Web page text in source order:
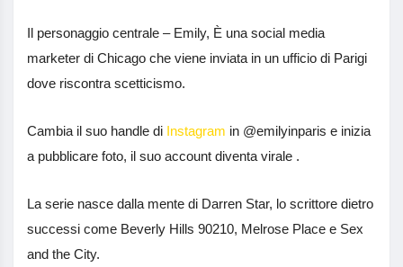
Il personaggio centrale – Emily, È una social media
marketer di Chicago che viene inviata in un ufficio di Parigi
dove riscontra scetticismo.
Cambia il suo handle di Instagram in @emilyinparis e inizia
a pubblicare foto, il suo account diventa virale .
La serie nasce dalla mente di Darren Star, lo scrittore dietro
successi come Beverly Hills 90210, Melrose Place e Sex
and the City.